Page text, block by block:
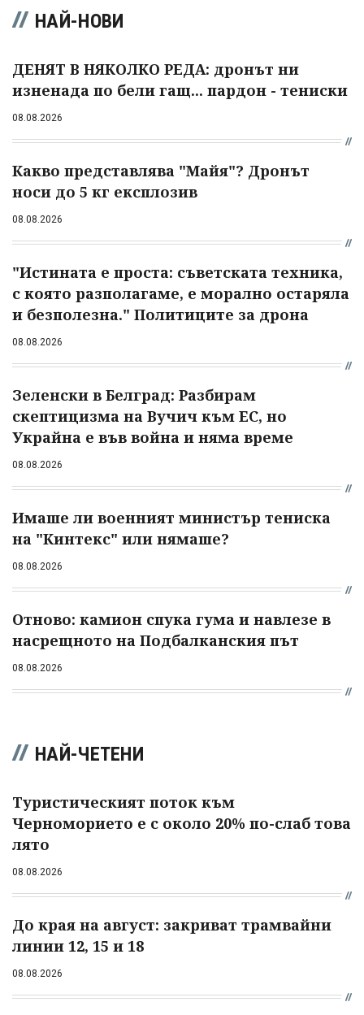
НАЙ-НОВИ
ДЕНЯТ В НЯКОЛКО РЕДА: дронът ни
изненада по бели гащ... пардон - тениски
08.08.2026
Какво представлява "Майя"? Дронът
носи до 5 кг експлозив
08.08.2026
"Истината е проста: съветската техника,
с която разполагаме, е морално остаряла
и безполезна." Политиците за дрона
08.08.2026
Зеленски в Белград: Разбирам
скептицизма на Вучич към ЕС, но
Украйна е във война и няма време
08.08.2026
Имаше ли военният министър тениска
на "Кинтекс" или нямаше?
08.08.2026
Отново: камион спука гума и навлезе в
насрещното на Подбалканския път
08.08.2026
НАЙ-ЧЕТЕНИ
Туристическият поток към
Черноморието е с около 20% по-слаб това
лято
08.08.2026
До края на август: закриват трамвайни
линии 12, 15 и 18
08.08.2026